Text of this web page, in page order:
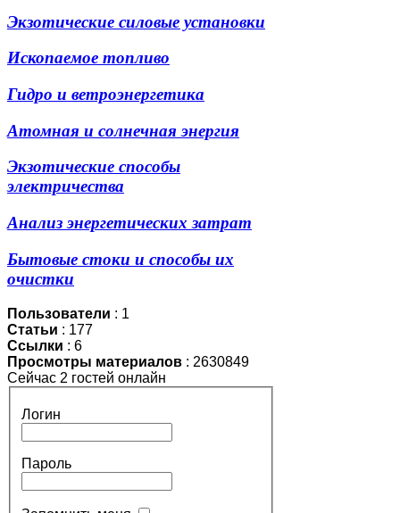
Экзотические силовые установки
Ископаемое топливо
Гидро и ветроэнергетика
Атомная и солнечная энергия
Экзотические способы
электричества
Анализ энергетических затрат
Бытовые стоки и способы их
очистки
Пользователи : 1
Статьи : 177
Ссылки : 6
Просмотры материалов : 2630849
Сейчас 2 гостей онлайн
Логин
Пароль